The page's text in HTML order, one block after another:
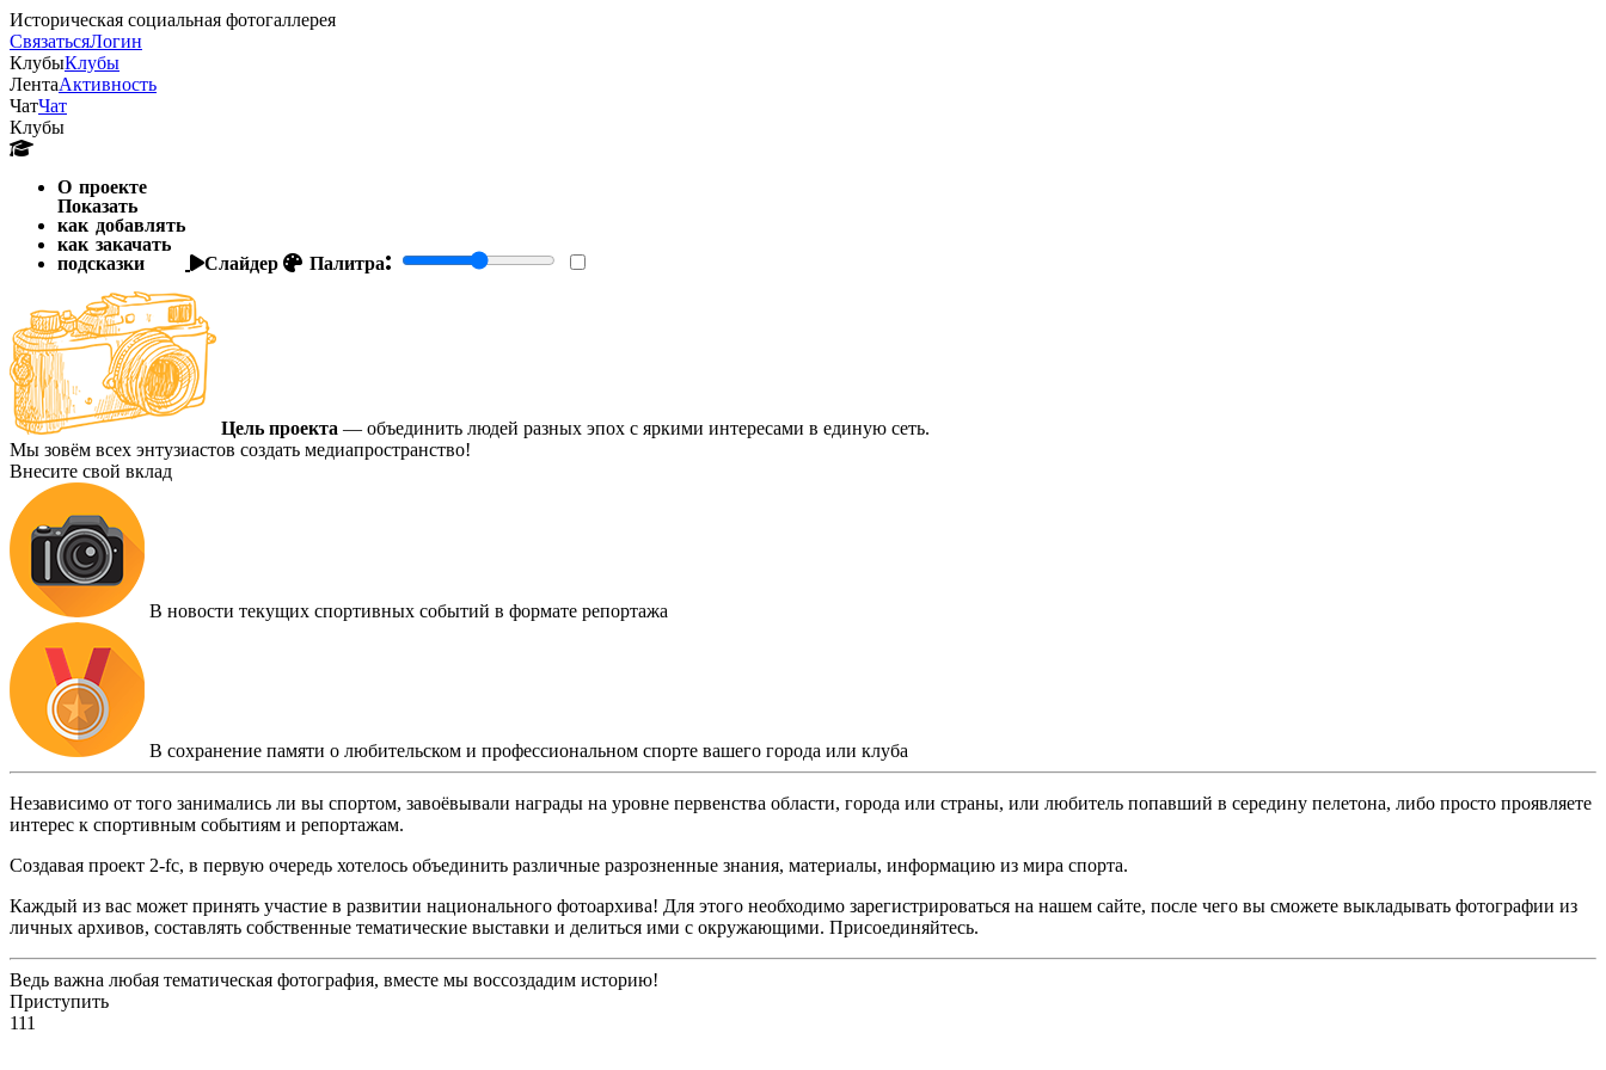
Историческая социальная фотогаллерея
СвязатьсяЛогин
КлубыКлубы
ЛентаАктивность
ЧатЧат
Клубы
О проекте
Показать
как добавлять
как закачать
подсказки
Слайдер Палитра:
Цель проекта — объединить людей разных эпох с яркими интересами в единую сеть.
Мы зовём всех энтузиастов создать медиапространство!
Внесите свой вклад
В новости текущих спортивных событий в формате репортажа
В сохранение памяти о любительском и профессиональном спорте вашего города или клуба
Независимо от того занимались ли вы спортом, завоёвывали награды на уровне первенства области, города или страны, или любитель попавший в середину пелетона, либо просто проявляете
интерес к спортивным событиям и репортажам.
Создавая проект 2-fc, в первую очередь хотелось объединить различные разрозненные знания, материалы, информацию из мира спорта.
Каждый из вас может принять участие в развитии национального фотоархива! Для этого необходимо зарегистрироваться на нашем сайте, после чего вы сможете выкладывать фотографии из
личных архивов, составлять собственные тематические выставки и делиться ими с окружающими. Присоединяйтесь.
Ведь важна любая тематическая фотография, вместе мы воссоздадим историю!
Приступить
111